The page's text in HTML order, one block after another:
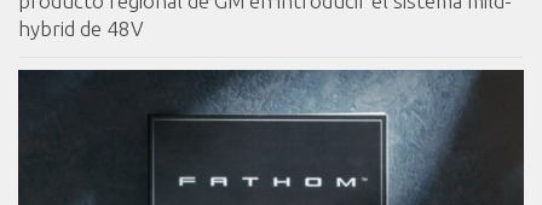
hybrid de 48V